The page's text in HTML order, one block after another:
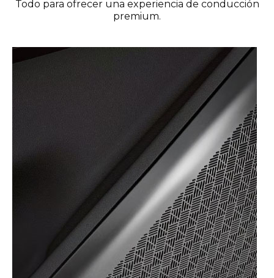
Todo para ofrecer una experiencia de conducción
premium.